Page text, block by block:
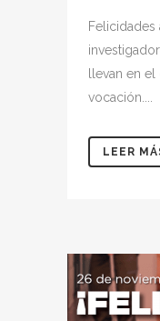
Felicidades
llevan en
vocación....
LEER